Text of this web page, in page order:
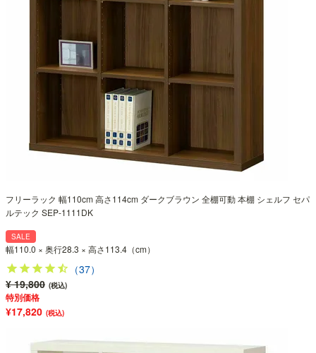
フリーラック 幅110cm 高さ114cm ダークブラウン 全棚可動 本棚 シェルフ セパ
ルテック SEP-1111DK
SALE
幅110.0 × 奥行28.3 × 高さ113.4（cm）
（37）
¥ 19,800 (税込)
特別価格
¥17,820 (税込)